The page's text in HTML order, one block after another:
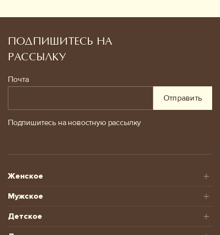
ПОДПИШИТЕСЬ НА
РАССЫЛКУ
Почта
Отправить
Подпишитесь на новостную рассылку
Женское
Мужское
Детское